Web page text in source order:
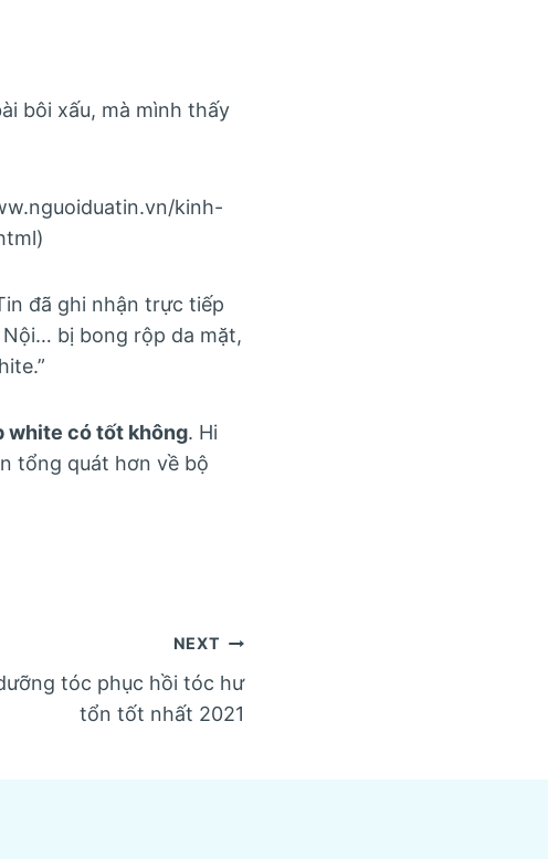
bôi xấu, mà mình thấy
kinh-
đã ghi nhận trực tiếp
bị bong rộp da mặt,
white có tốt không. Hi
tổng quát hơn về bộ
NEXT
tóc phục hồi tóc hư
tổn tốt nhất 2021